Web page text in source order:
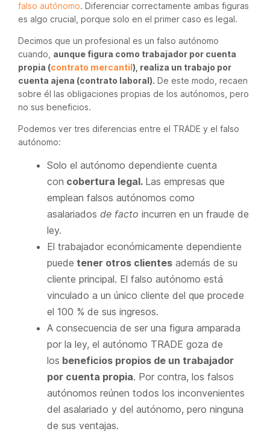
falso autónomo. Diferenciar correctamente ambas figuras
es algo crucial, porque solo en el primer caso es legal.
Decimos que un profesional es un falso autónomo
cuando, aunque figura como trabajador por cuenta
propia (contrato mercantil), realiza un trabajo por
cuenta ajena (contrato laboral). De este modo, recaen
sobre él las obligaciones propias de los autónomos, pero
no sus beneficios.
Podemos ver tres diferencias entre el TRADE y el falso
autónomo:
Solo el autónomo dependiente cuenta
con cobertura legal. Las empresas que
emplean falsos autónomos como
asalariados de facto incurren en un fraude de
ley.
El trabajador económicamente dependiente
puede tener otros clientes además de su
cliente principal. El falso autónomo está
vinculado a un único cliente del que procede
el 100 % de sus ingresos.
A consecuencia de ser una figura amparada
por la ley, el autónomo TRADE goza de
los beneficios propios de un trabajador
por cuenta propia. Por contra, los falsos
autónomos reúnen todos los inconvenientes
del asalariado y del autónomo, pero ninguna
de sus ventajas.